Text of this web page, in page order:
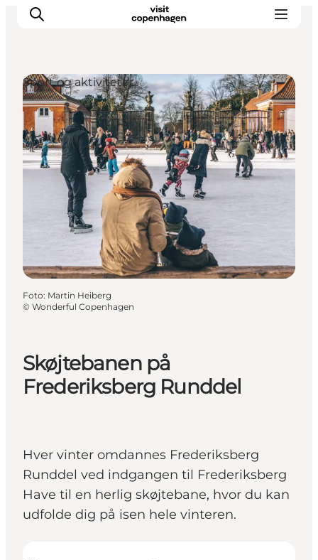
This is Copenhagen
Aktiviteter
Spis & drik
Områder
Planlæg din tur
CopenPay
Copenhagen Card
Skøjtebanen på
Frederiksberg Runddel
Hver vinter omdannes Frederiksberg
Runddel ved indgangen til Frederiksberg
Have til en herlig skøjtebane, hvor du kan
udfolde dig på isen hele vinteren.
Sport og aktiviteter
Foto: Martin Heiberg
© Wonderful Copenhagen